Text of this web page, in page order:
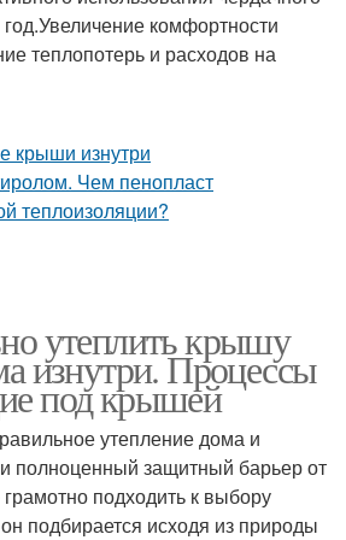
комфортности
теплопотерь и расходов на
утеплить крышу
изнутри. Процессы
под крышей
утепление дома и
полноценный защитный барьер от
подходить к выбору
подбирается исходя из природы